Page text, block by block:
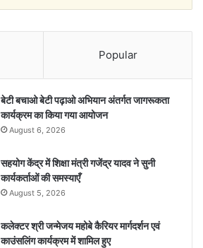
Popular
बेटी बचाओ बेटी पढ़ाओ अभियान अंतर्गत जागरूकता
कार्यक्रम का किया गया आयोजन
August 6, 2026
सहयोग केंद्र में शिक्षा मंत्री गजेंद्र यादव ने सुनी
कार्यकर्ताओं की समस्याएँ
August 5, 2026
कलेक्टर श्री जन्मेजय महोबे कैरियर मार्गदर्शन एवं
काउंसलिंग कार्यक्रम में शामिल हुए